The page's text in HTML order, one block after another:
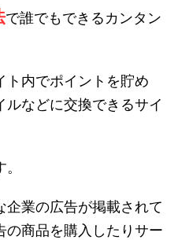
で誰でもできるカンタン
ト内でポイントを貯め
などに交換できるサイ
企業の広告が掲載されて
の商品を購入したりサー